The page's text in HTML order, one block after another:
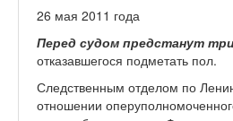
26 мая 2011 года
Перед судом предстанут
отказавшегося подметать пол.
Следственным отделом по
отношении